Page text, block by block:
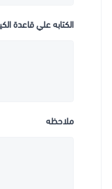
الكتابه علي قاعدة
ملاحظه